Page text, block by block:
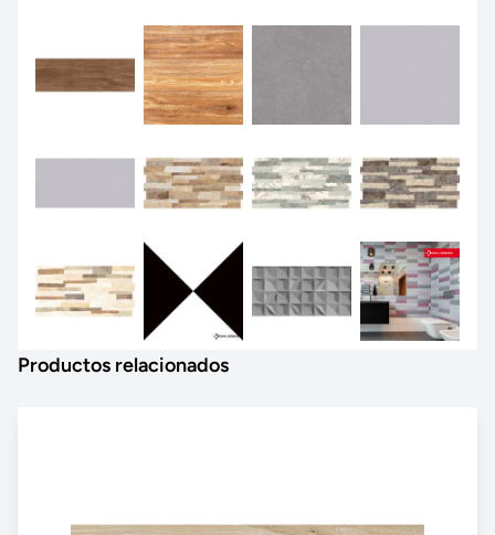
Productos relacionados